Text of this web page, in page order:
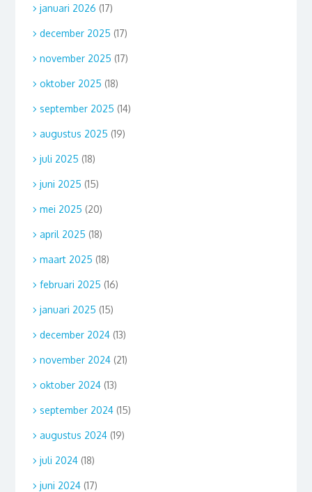
januari 2026 (17)
december 2025 (17)
november 2025 (17)
oktober 2025 (18)
september 2025 (14)
augustus 2025 (19)
juli 2025 (18)
juni 2025 (15)
mei 2025 (20)
april 2025 (18)
maart 2025 (18)
februari 2025 (16)
januari 2025 (15)
december 2024(13)
november 2024(21)
oktober 2024(13)
september 2024(15)
augustus 2024(19)
juli 2024(18)
juni 2024(17)